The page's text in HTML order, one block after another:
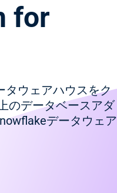
for
タウェアハウスをク
のデータベースアダ
データウェア